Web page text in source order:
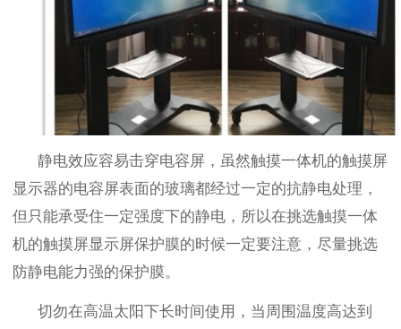
静电效应容易击穿电容屏，虽然触摸一体机的触摸屏
显示器的电容屏表面的玻璃都经过一定的抗静电处理，
但只能承受住一定强度下的静电，所以在挑选触摸一体
机的触摸屏显示屏保护膜的时候一定要注意，尽量挑选
防静电能力强的保护膜。
切勿在高温太阳下长时间使用，当周围温度高达到